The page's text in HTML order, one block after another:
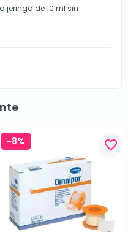
jeringa de 10 ml sin
-8% favorite_border